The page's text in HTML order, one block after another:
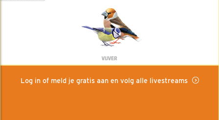
VIJVER
Log in of meld je gratis aan en volg alle livestreams